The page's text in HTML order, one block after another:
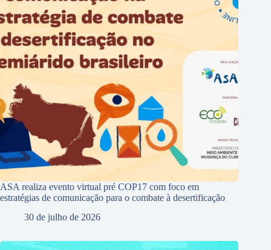
ASA realiza evento virtual pré COP17 com foco em
estratégias de comunicação para o combate à desertificação
30 de julho de 2026